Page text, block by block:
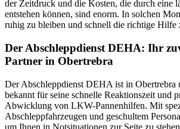
der Zeitdruck und die Kosten, die durch eine
entstehen können, sind enorm. In solchen
ruhig zu bleiben und schnell die richtige Hilfe
Der Abschleppdienst DEHA: Ihr
Partner in Obertrebra
Der Abschleppdienst DEHA ist in Obertrebra
bekannt für seine schnelle Reaktionszeit und
Abwicklung von LKW-Pannenhilfen. Mit
Abschleppfahrzeugen und geschultem
um Ihnen in Notsituationen zur Seite zu